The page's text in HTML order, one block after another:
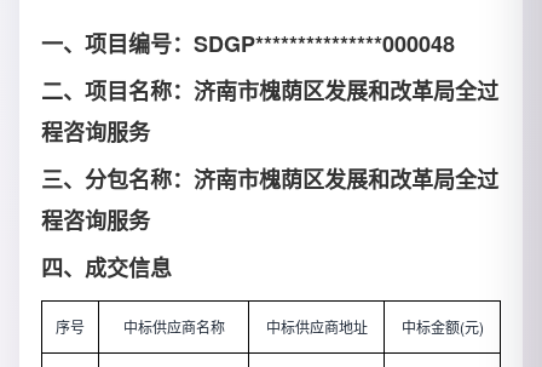
一、项目编号：SDGP***************000048
二、项目名称：济南市槐荫区发展和改革局全过
程咨询服务
三、分包名称：济南市槐荫区发展和改革局全过
程咨询服务
四、成交信息
序号 中标供应商名称 中标供应商地址 中标金额(元)